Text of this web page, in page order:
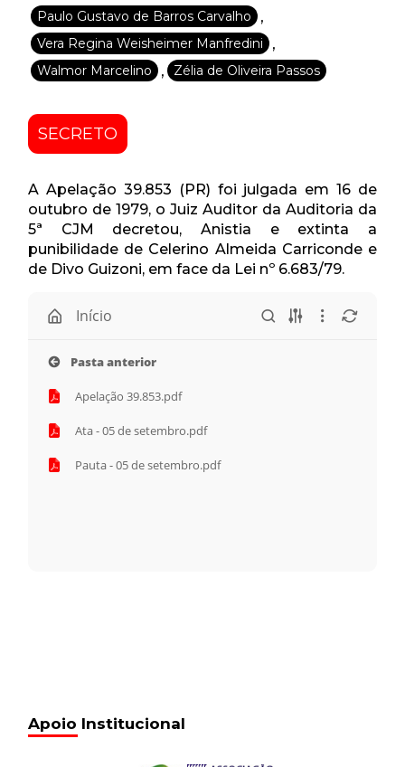
Paulo Gustavo de Barros Carvalho ,
Vera Regina Weisheimer Manfredini ,
Walmor Marcelino , Zélia de Oliveira Passos
SECRETO
A Apelação 39.853 (PR) foi julgada em 16 de
outubro de 1979, o Juiz Auditor da Auditoria da
5ª CJM decretou, Anistia e extinta a
punibilidade de Celerino Almeida Carriconde e
de Divo Guizoni, em face da Lei nº 6.683/79.
Início
Pasta anterior
Apelação 39.853.pdf
Ata - 05 de setembro.pdf
Pauta - 05 de setembro.pdf
Apoio Institucional